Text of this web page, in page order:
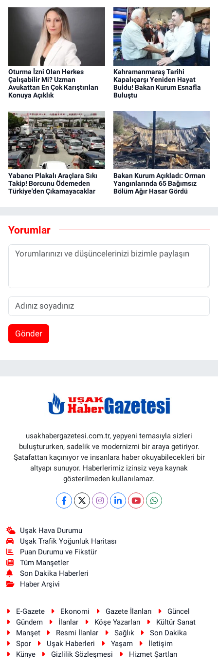
Oturma İzni Olan Herkes
Çalışabilir Mi? Uzman
Avukattan En Çok Karıştırılan
Konuya Açıklık
Kahramanmaraş Tarihi
Kapalıçarşı Yeniden Hayat
Buldu! Bakan Kurum Esnafla
Buluştu
Yabancı Plakalı Araçlara Sıkı
Takip! Borcunu Ödemeden
Türkiye'den Çıkamayacaklar
Bakan Kurum Açıkladı: Orman
Yangınlarında 65 Bağımsız
Bölüm Ağır Hasar Gördü
Yorumlar
Gönder
usakhabergazetesi.com.tr, yepyeni temasıyla sizleri
buluştururken, sadelik ve modernizmi bir araya getiriyor.
Şatafattan kaçınıyor ve insanlara haber okuyabilecekleri bir
altyapı sunuyor. Haberlerimiz izinsiz veya kaynak
gösterilmeden kullanılamaz.
Uşak Hava Durumu
Uşak Trafik Yoğunluk Haritası
Puan Durumu ve Fikstür
Tüm Manşetler
Son Dakika Haberleri
Haber Arşivi
E-Gazete Ekonomi Gazete İlanları
Güncel
Gündem
İlanlar Köşe Yazarları
Kültür Sanat
Manşet
Resmi İlanlar Sağlık
Son Dakika
Spor
Uşak Haberleri Yaşam
İletişim
Künye
Gizlilik Sözleşmesi Hizmet Şartları